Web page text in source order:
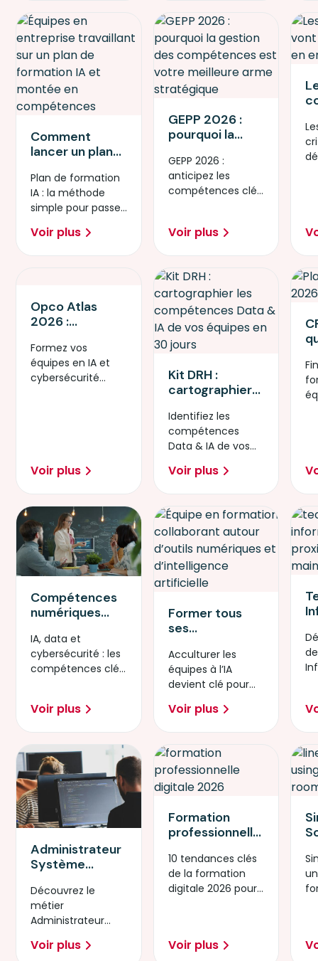
Comment
lancer un plan
en 90 jours : la
méthode étape
par étape
Plan de formation
IA : la méthode
simple pour passer
Voir plus
GEPP 2026 :
pourquoi la
compétences
est votre
meilleure arme
GEPP 2026 :
anticipez les
compétences clés
entreprise.
Voir plus
Opco Atlas
2026 :
transition IA et
Cybersécurité
avec Simplon
Formez vos
équipes en IA et
cybersécurité
Voir plus
Kit DRH :
cartographier
compétences
Data & IA de
vos équipes en
30 jours
Identifiez les
compétences
Data & IA de vos
jours.
Voir plus
Compétences
numériques
2026 : IA, data
ou
cybersécurité ?
IA, data et
cybersécurité : les
compétences clés
numérique en
2026.
Voir plus
Former tous
ses
à l’IA : pourquoi
l’acculturation
devient
stratégique en
2026
Acculturer les
équipes à l’IA
devient clé pour
les usages et
rester compétitif.
Voir plus
Administrateur
Système
métier clé de la
transformation
digitale
Découvrez le
métier
Administrateur
Voir plus
Formation
professionnelle
2026 : 10
tendances qui
impactent les
10 tendances clés
de la formation
digitale 2026 pour
Voir plus